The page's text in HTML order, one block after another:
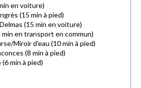
en voiture)
(15 min à pied)
(15 min en voiture)
en transport en commun)
Miroir d'eau (10 min à pied)
(8 min à pied)
min à pied)